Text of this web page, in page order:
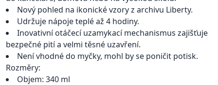
Nový pohled na ikonické vzory z archivu Liberty.
Udržuje nápoje teplé až 4 hodiny.
Inovativní otáčecí uzamykací mechanismus zajišťuje
bezpečné pití a velmi těsné uzavření.
Není vhodné do myčky, mohl by se poničit potisk.
Rozměry:
Objem: 340 ml